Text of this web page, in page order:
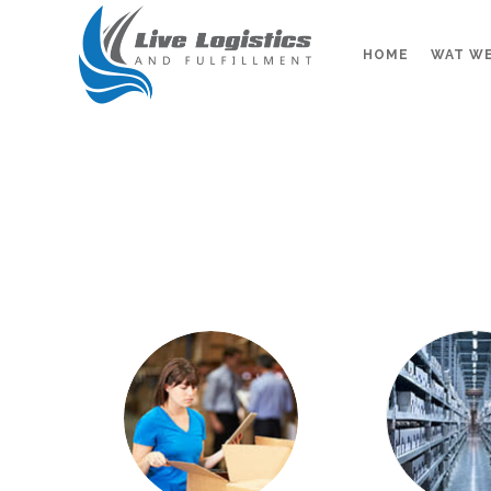
HOME WAT